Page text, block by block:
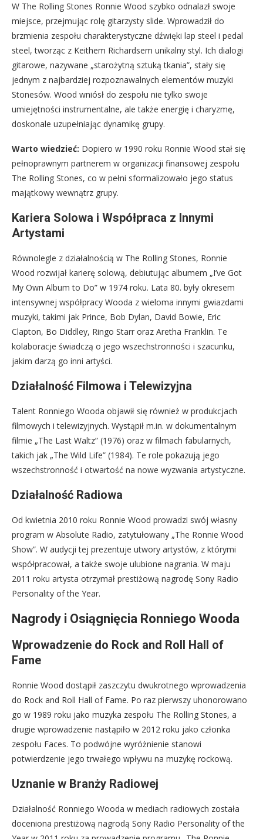
W The Rolling Stones Ronnie Wood szybko odnalazł swoje
miejsce, przejmując rolę gitarzysty slide. Wprowadził do
brzmienia zespołu charakterystyczne dźwięki lap steel i pedal
steel, tworząc z Keithem Richardsem unikalny styl. Ich dialogi
gitarowe, nazywane „starożytną sztuką tkania”, stały się
jednym z najbardziej rozpoznawalnych elementów muzyki
Stonesów. Wood wniósł do zespołu nie tylko swoje
umiejętności instrumentalne, ale także energię i charyzmę,
doskonale uzupełniając dynamikę grupy.
Warto wiedzieć: Dopiero w 1990 roku Ronnie Wood stał się
pełnoprawnym partnerem w organizacji finansowej zespołu
The Rolling Stones, co w pełni sformalizowało jego status
majątkowy wewnątrz grupy.
Kariera Solowa i Współpraca z Innymi
Artystami
Równolegle z działalnością w The Rolling Stones, Ronnie
Wood rozwijał karierę solową, debiutując albumem „I’ve Got
My Own Album to Do” w 1974 roku. Lata 80. były okresem
intensywnej współpracy Wooda z wieloma innymi gwiazdami
muzyki, takimi jak Prince, Bob Dylan, David Bowie, Eric
Clapton, Bo Diddley, Ringo Starr oraz Aretha Franklin. Te
kolaboracje świadczą o jego wszechstronności i szacunku,
jakim darzą go inni artyści.
Działalność Filmowa i Telewizyjna
Talent Ronniego Wooda objawił się również w produkcjach
filmowych i telewizyjnych. Wystąpił m.in. w dokumentalnym
filmie „The Last Waltz” (1976) oraz w filmach fabularnych,
takich jak „The Wild Life” (1984). Te role pokazują jego
wszechstronność i otwartość na nowe wyzwania artystyczne.
Działalność Radiowa
Od kwietnia 2010 roku Ronnie Wood prowadzi swój własny
program w Absolute Radio, zatytułowany „The Ronnie Wood
Show”. W audycji tej prezentuje utwory artystów, z którymi
współpracował, a także swoje ulubione nagrania. W maju
2011 roku artysta otrzymał prestiżową nagrodę Sony Radio
Personality of the Year.
Nagrody i Osiągnięcia Ronniego Wooda
Wprowadzenie do Rock and Roll Hall of
Fame
Ronnie Wood dostąpił zaszczytu dwukrotnego wprowadzenia
do Rock and Roll Hall of Fame. Po raz pierwszy uhonorowano
go w 1989 roku jako muzyka zespołu The Rolling Stones, a
drugie wprowadzenie nastąpiło w 2012 roku jako członka
zespołu Faces. To podwójne wyróżnienie stanowi
potwierdzenie jego trwałego wpływu na muzykę rockową.
Uznanie w Branży Radiowej
Działalność Ronniego Wooda w mediach radiowych została
doceniona prestiżową nagrodą Sony Radio Personality of the